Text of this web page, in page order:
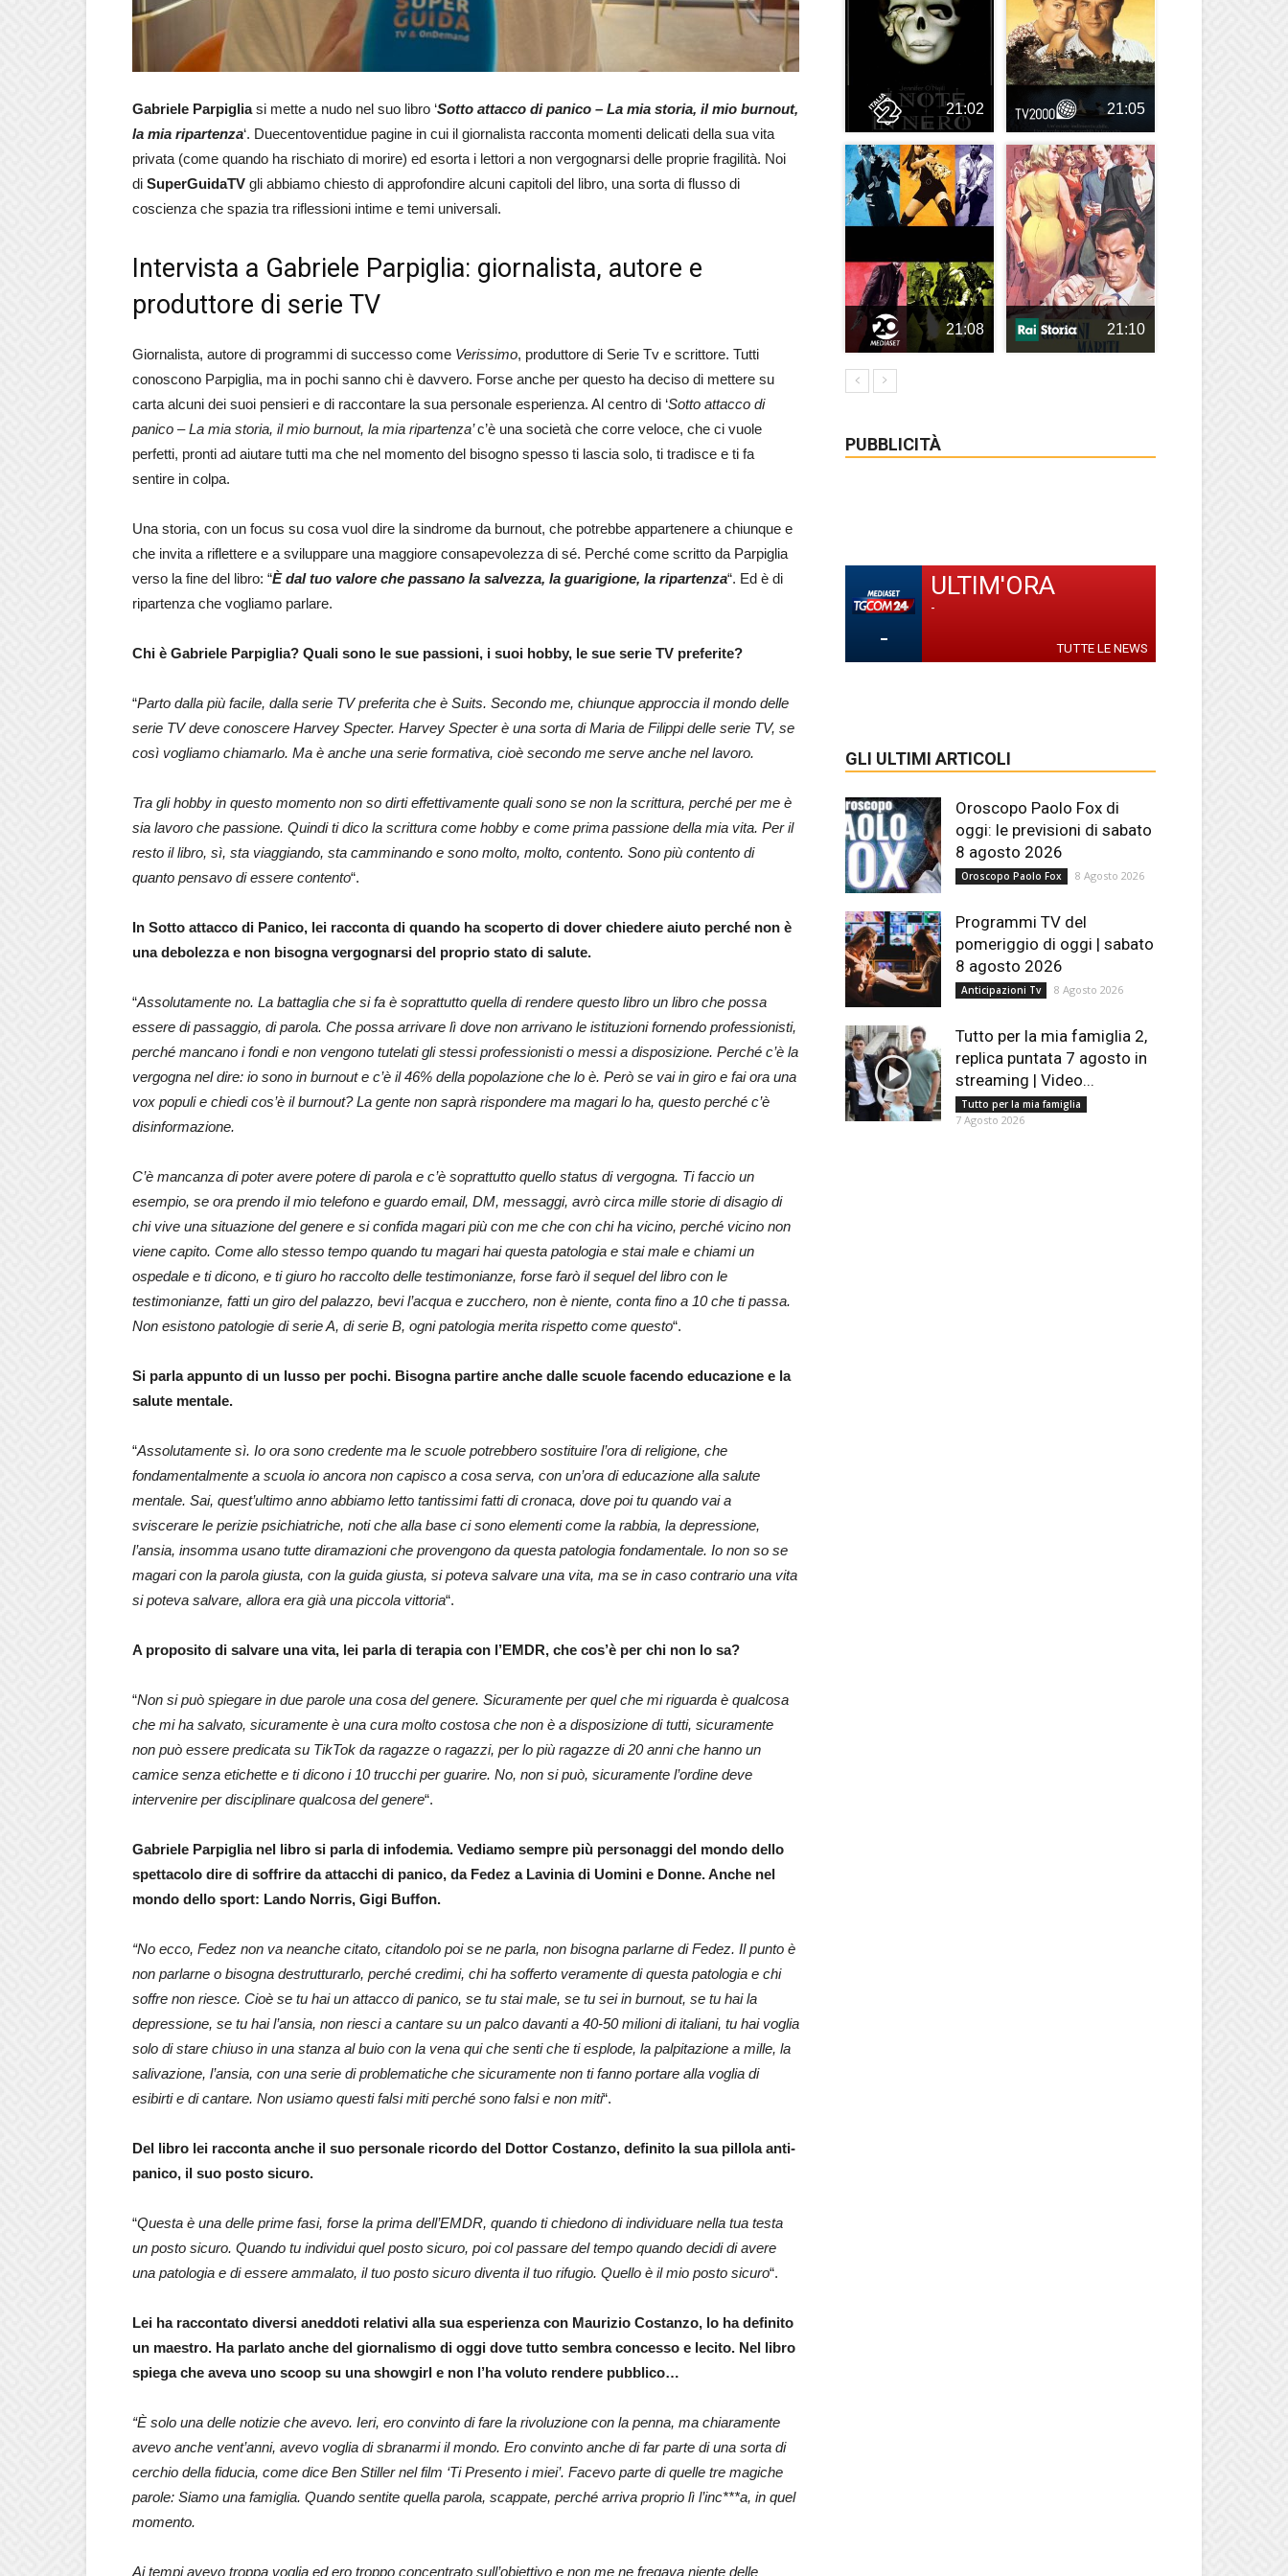
Gabriele Parpigliasi mette a nudo nel suo libro ‘Sotto attacco di panico – La mia storia, il mio burnout,
la mia ripartenza‘. Duecentoventidue pagine in cui il giornalista racconta momenti delicati della sua vita
privata (come quando ha rischiato di morire) ed esorta i lettori a non vergognarsi delle proprie fragilità. Noi
di SuperGuidaTV gli abbiamo chiesto di approfondire alcuni capitoli del libro, una sorta di flusso di
coscienza che spazia tra riflessioni intime e temi universali.
Intervista a Gabriele Parpiglia: giornalista, autore e
produttore di serie TV
Giornalista, autore di programmi di successo come Verissimo, produttore di Serie Tv e scrittore. Tutti
conoscono Parpiglia, ma in pochi sanno chi è davvero. Forse anche per questo ha deciso di mettere su
carta alcuni dei suoi pensieri e di raccontare la sua personale esperienza. Al centro di ‘Sotto attacco di
panico – La mia storia, il mio burnout, la mia ripartenza’c’è una società che corre veloce, che ci vuole
perfetti, pronti ad aiutare tutti ma che nel momento del bisogno spesso ti lascia solo, ti tradisce e ti fa
sentire in colpa.
Una storia, con un focus su cosa vuol dire la sindrome da burnout, che potrebbe appartenere a chiunque e
che invita a riflettere e a sviluppare una maggiore consapevolezza di sé. Perché come scritto da Parpiglia
verso la fine del libro: “È dal tuo valore che passano la salvezza, la guarigione, la ripartenza“. Ed è di
ripartenza che vogliamo parlare.
Chi è Gabriele Parpiglia? Quali sono le sue passioni, i suoi hobby, le sue serie TV preferite?
“Parto dalla più facile, dalla serie TV preferita che è Suits. Secondo me, chiunque approccia il mondo delle
serie TV deve conoscere Harvey Specter. Harvey Specter è una sorta di Maria de Filippi delle serie TV, se
così vogliamo chiamarlo. Ma è anche una serie formativa, cioè secondo me serve anche nel lavoro.
Tra gli hobby in questo momento non so dirti effettivamente quali sono se non la scrittura, perché per me è
sia lavoro che passione. Quindi ti dico la scrittura come hobby e come prima passione della mia vita. Per il
resto il libro, sì, sta viaggiando, sta camminando e sono molto, molto, contento. Sono più contento di
quanto pensavo di essere contento“.
In Sotto attacco di Panico, lei racconta di quando ha scoperto di dover chiedere aiuto perché non è
una debolezza e non bisogna vergognarsi del proprio stato di salute.
“Assolutamente no. La battaglia che si fa è soprattutto quella di rendere questo libro un libro che possa
essere di passaggio, di parola. Che possa arrivare lì dove non arrivano le istituzioni fornendo professionisti,
perché mancano i fondi e non vengono tutelati gli stessi professionisti o messi a disposizione. Perché c’è la
vergogna nel dire: io sono in burnout e c’è il 46% della popolazione che lo è. Però se vai in giro e fai ora una
vox populi e chiedi cos’è il burnout? La gente non saprà rispondere ma magari lo ha, questo perché c’è
disinformazione.
C’è mancanza di poter avere potere di parola e c’è soprattutto quello status di vergogna. Ti faccio un
esempio, se ora prendo il mio telefono e guardo email, DM, messaggi, avrò circa mille storie di disagio di
chi vive una situazione del genere e si confida magari più con me che con chi ha vicino, perché vicino non
viene capito. Come allo stesso tempo quando tu magari hai questa patologia e stai male e chiami un
ospedale e ti dicono, e ti giuro ho raccolto delle testimonianze, forse farò il sequel del libro con le
testimonianze, fatti un giro del palazzo, bevi l’acqua e zucchero, non è niente, conta fino a 10 che ti passa.
Non esistono patologie di serie A, di serie B, ogni patologia merita rispetto come questo“.
Si parla appunto di un lusso per pochi. Bisogna partire anche dalle scuole facendo educazione e la
salute mentale.
“Assolutamente sì. Io ora sono credente ma le scuole potrebbero sostituire l’ora di religione, che
fondamentalmente a scuola io ancora non capisco a cosa serva, con un’ora di educazione alla salute
mentale. Sai, quest’ultimo anno abbiamo letto tantissimi fatti di cronaca, dove poi tu quando vai a
sviscerare le perizie psichiatriche, noti che alla base ci sono elementi come la rabbia, la depressione,
l’ansia, insomma usano tutte diramazioni che provengono da questa patologia fondamentale. Io non so se
magari con la parola giusta, con la guida giusta, si poteva salvare una vita, ma se in caso contrario una vita
si poteva salvare, allora era già una piccola vittoria“.
A proposito di salvare una vita, lei parla di terapia con l’EMDR, che cos’è per chi non lo sa?
“Non si può spiegare in due parole una cosa del genere. Sicuramente per quel che mi riguarda è qualcosa
che mi ha salvato, sicuramente è una cura molto costosa che non è a disposizione di tutti, sicuramente
non può essere predicata su TikTok da ragazze o ragazzi, per lo più ragazze di 20 anni che hanno un
camice senza etichette e ti dicono i 10 trucchi per guarire. No, non si può, sicuramente l’ordine deve
intervenire per disciplinare qualcosa del genere“.
Gabriele Parpiglia nel libro si parla di infodemia. Vediamo sempre più personaggi del mondo dello
spettacolo dire di soffrire da attacchi di panico, da Fedez a Lavinia di Uomini e Donne. Anche nel
mondo dello sport: Lando Norris, Gigi Buffon.
“No ecco, Fedez non va neanche citato, citandolo poi se ne parla, non bisogna parlarne di Fedez. Il punto è
non parlarne o bisogna destrutturarlo, perché credimi, chi ha sofferto veramente di questa patologia e chi
soffre non riesce. Cioè se tu hai un attacco di panico, se tu stai male, se tu sei in burnout, se tu hai la
depressione, se tu hai l’ansia, non riesci a cantare su un palco davanti a 40-50 milioni di italiani, tu hai voglia
solo di stare chiuso in una stanza al buio con la vena qui che senti che ti esplode, la palpitazione a mille, la
salivazione, l’ansia, con una serie di problematiche che sicuramente non ti fanno portare alla voglia di
esibirti e di cantare. Non usiamo questi falsi miti perché sono falsi e non miti“.
Del libro lei racconta anche il suo personale ricordo del Dottor Costanzo, definito la sua pillola anti-
panico, il suo posto sicuro.
“Questa è una delle prime fasi, forse la prima dell’EMDR, quando ti chiedono di individuare nella tua testa
un posto sicuro. Quando tu individui quel posto sicuro, poi col passare del tempo quando decidi di avere
una patologia e di essere ammalato, il tuo posto sicuro diventa il tuo rifugio. Quello è il mio posto sicuro“.
Lei ha raccontato diversi aneddoti relativi alla sua esperienza con Maurizio Costanzo, lo ha definito
un maestro. Ha parlato anche del giornalismo di oggi dove tutto sembra concesso e lecito. Nel libro
spiega che aveva uno scoop su una showgirl e non l’ha voluto rendere pubblico…
“È solo una delle notizie che avevo. Ieri, ero convinto di fare la rivoluzione con la penna, ma chiaramente
avevo anche vent’anni, avevo voglia di sbranarmi il mondo. Ero convinto anche di far parte di una sorta di
cerchio della fiducia, come dice Ben Stiller nel film ‘Ti Presento i miei’. Facevo parte di quelle tre magiche
parole: Siamo una famiglia. Quando sentite quella parola, scappate, perché arriva proprio lì l’inc***a, in quel
momento.
Ai tempi avevo troppa voglia ed ero troppo concentrato sull’obiettivo e non me ne fregava niente delle
21:02 21:05
21:08 21:10
PUBBLICITÀ
-
ULTIM'ORA
-
TUTTE LE NEWS
GLI ULTIMI ARTICOLI
Oroscopo Paolo Fox di
oggi: le previsioni di sabato
8 agosto 2026
Oroscopo Paolo Fox 8 Agosto 2026
Programmi TV del
pomeriggio di oggi | sabato
8 agosto 2026
Anticipazioni Tv 8 Agosto 2026
Tutto per la mia famiglia 2,
replica puntata 7 agosto in
streaming | Video...
Tutto per la mia famiglia
7 Agosto 2026